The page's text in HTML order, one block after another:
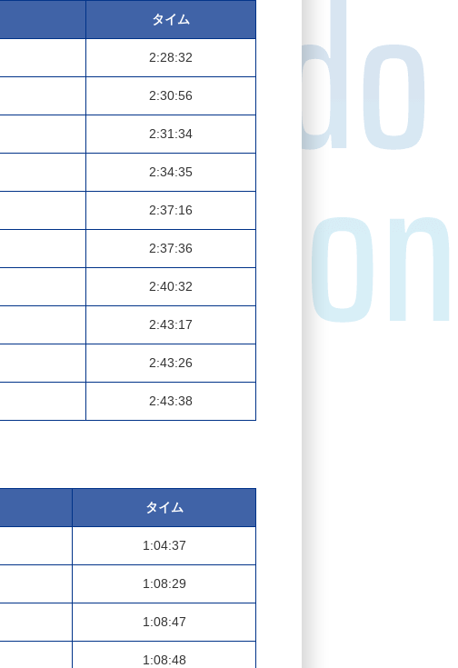
タイム
2:28:32
2:30:56
2:31:34
2:34:35
2:37:16
2:37:36
2:40:32
2:43:17
2:43:26
2:43:38
タイム
1:04:37
1:08:29
1:08:47
1:08:48